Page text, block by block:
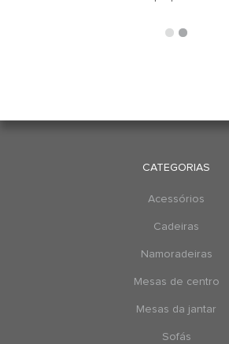
CATEGORIAS
Acessórios
Cadeiras
Namoradeiras
Mesas de centro
Mesas da jantar
Sofás